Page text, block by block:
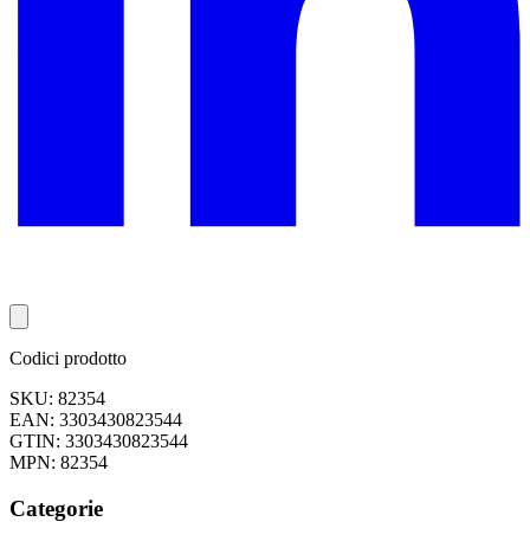
Codici prodotto
SKU: 82354
EAN: 3303430823544
GTIN: 3303430823544
MPN: 82354
Categorie